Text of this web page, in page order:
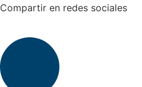
Compartir en redes sociales